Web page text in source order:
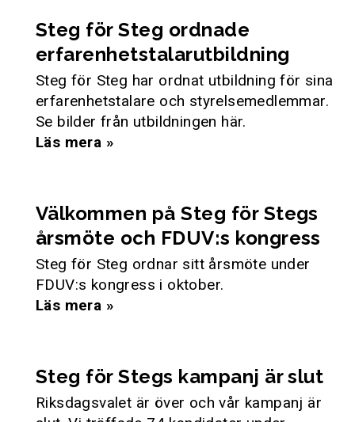
Steg för Steg ordnade
erfarenhetstalarutbildning
Steg för Steg har ordnat utbildning för sina
erfarenhetstalare och styrelsemedlemmar.
Se bilder från utbildningen här.
Läs mera »
Välkommen på Steg för Stegs
årsmöte och FDUV:s kongress
Steg för Steg ordnar sitt årsmöte under
FDUV:s kongress i oktober.
Läs mera »
Steg för Stegs kampanj är slut
Riksdagsvalet är över och vår kampanj är